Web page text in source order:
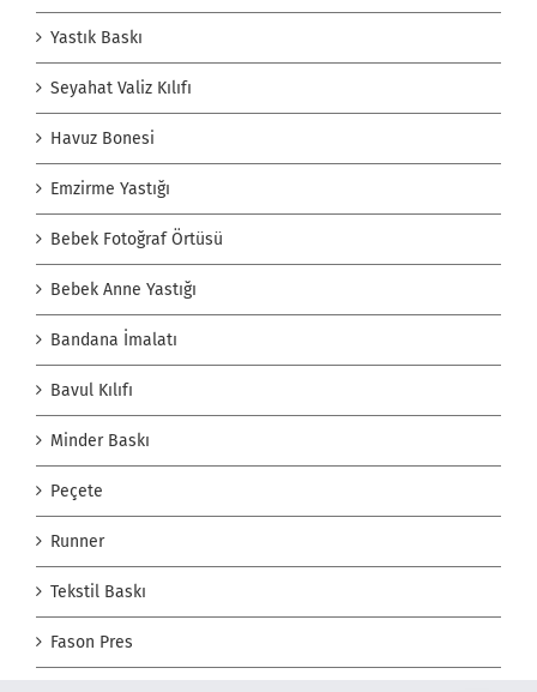
Yastık Baskı
Seyahat Valiz Kılıfı
Havuz Bonesi
Emzirme Yastığı
Bebek Fotoğraf Örtüsü
Bebek Anne Yastığı
Bandana İmalatı
Bavul Kılıfı
Minder Baskı
Peçete
Runner
Tekstil Baskı
Fason Pres